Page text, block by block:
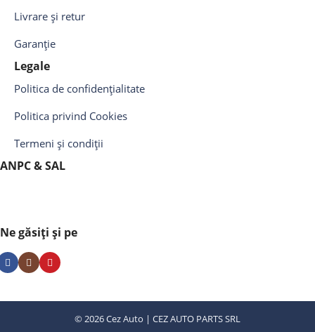
Livrare și retur
Garanție
Legale
Politica de confidențialitate
Politica privind Cookies
Termeni și condiții
ANPC & SAL
Ne găsiți și pe
© 2026 Cez Auto | CEZ AUTO PARTS SRL